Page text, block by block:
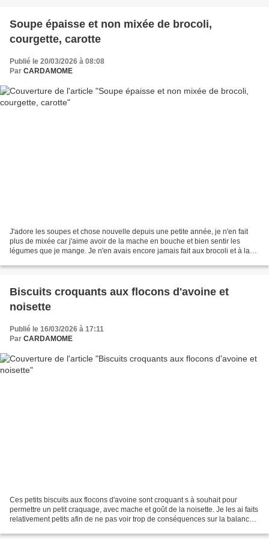
Soupe épaisse et non mixée de brocoli,
courgette, carotte
Publié le 20/03/2026 à 08:08
Par CARDAMOME
J'adore les soupes et chose nouvelle depuis une petite année, je n'en fait
plus de mixée car j'aime avoir de la mache en bouche et bien sentir les
légumes que je mange. Je n'en avais encore jamais fait aux brocoli et à la
Biscuits croquants aux flocons d'avoine et
noisette
Publié le 16/03/2026 à 17:11
Par CARDAMOME
Ces petits biscuits aux flocons d'avoine sont croquant s à souhait pour
permettre un petit craquage, avec mache et goût de la noisette. Je les ai faits
relativement petits afin de ne pas voir trop de conséquences sur la balance!